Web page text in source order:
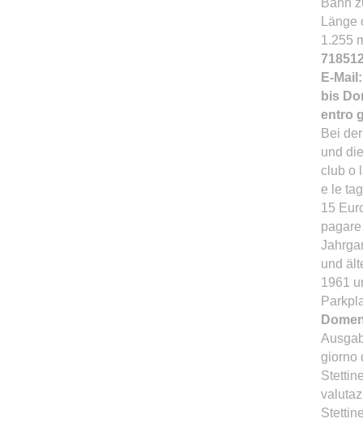
Länge
1.255
E-
bis
entro
Bei
und
club o
e le
15
und
1961
giorno